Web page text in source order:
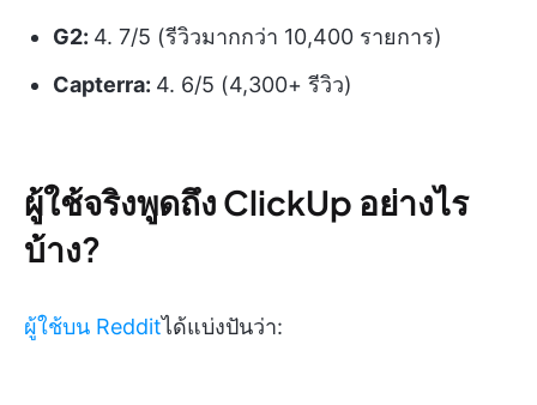
G2: 4. 7/5 (รีวิวมากกว่า 10,400 รายการ)
Capterra: 4. 6/5 (4,300+ รีวิว)
ผู้ใช้จริงพูดถึง ClickUp อย่างไร
บ้าง?
ผู้ใช้บน Redditได้แบ่งปันว่า: